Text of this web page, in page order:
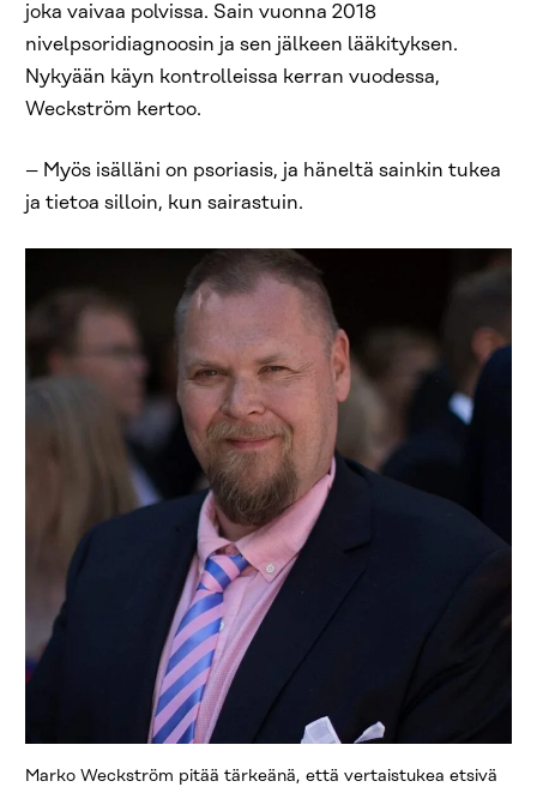
joka vaivaa polvissa. Sain vuonna 2018
nivelpsoridiagnoosin ja sen jälkeen lääkityksen.
Nykyään käyn kontrolleissa kerran vuodessa,
Weckström kertoo.
– Myös isälläni on psoriasis, ja häneltä sainkin tukea
ja tietoa silloin, kun sairastuin.
Marko Weckström pitää tärkeänä, että vertaistukea etsivä